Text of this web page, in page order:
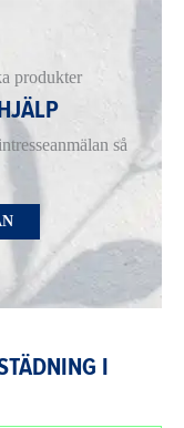
produkter
så
I